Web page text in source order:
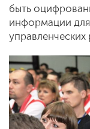
быть
информации